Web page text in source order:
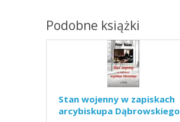
Podobne książki
Stan wojenny w zapiskach
arcybiskupa Dąbrowskiego